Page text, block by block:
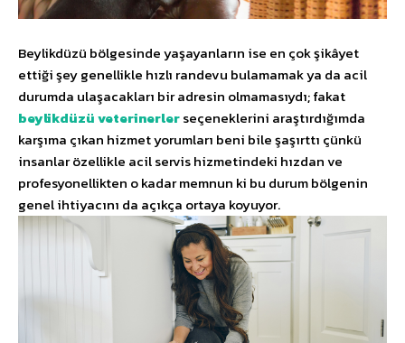
Beylikdüzü bölgesinde yaşayanların ise en çok şikâyet
ettiği şey genellikle hızlı randevu bulamamak ya da acil
durumda ulaşacakları bir adresin olmamasıydı; fakat
beylikdüzü veterinerlerseçeneklerini araştırdığımda
karşıma çıkan hizmet yorumları beni bile şaşırttı çünkü
insanlar özellikle acil servis hizmetindeki hızdan ve
profesyonellikten o kadar memnun ki bu durum bölgenin
genel ihtiyacını da açıkça ortaya koyuyor.